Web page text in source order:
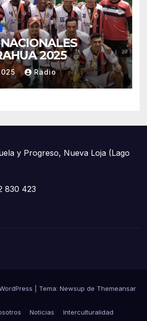
2025
Radio
y Progreso, Nueva Loja (Lago
830 423
Tema: Newsup de Themeansar
Noticias Interculturalidad